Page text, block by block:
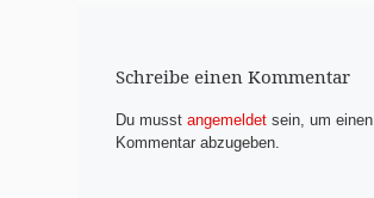
Schreibe einen Kommentar
Du musstangemeldet sein, um einen
Kommentar abzugeben.